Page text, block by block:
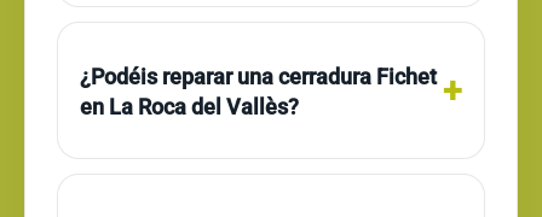
¿Podéis reparar una cerradura Fichet
en La Roca del Vallès?